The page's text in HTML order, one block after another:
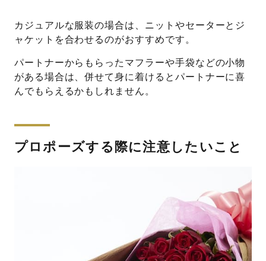
カジュアルな服装の場合は、ニットやセーターとジ
ャケットを合わせるのがおすすめです。
パートナーからもらったマフラーや手袋などの小物
がある場合は、併せて身に着けるとパートナーに喜
んでもらえるかもしれません。
プロポーズする際に注意したいこと